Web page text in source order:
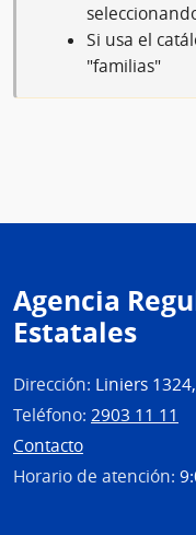
Si usa el
"familias"
Agencia
Estatales
Dirección: Liniers
Teléfono: 2903 11 11
Contacto
Horario de atención: